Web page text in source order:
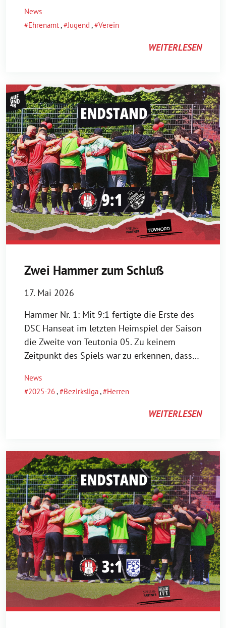
News
Ehrenamt, Jugend , Verein
WEITERLESEN
Zwei Hammer zum Schluß
17. Mai 2026
Hammer Nr. 1: Mit 9:1 fertigte die Erste des
DSC Hanseat im letzten Heimspiel der Saison
die Zweite von Teutonia 05. Zu keinem
Zeitpunkt des Spiels war zu erkennen, dass…
News
2025-26, Bezirksliga, Herren
WEITERLESEN